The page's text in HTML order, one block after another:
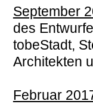
September
des
tobeStadt,
Architekten
Februar